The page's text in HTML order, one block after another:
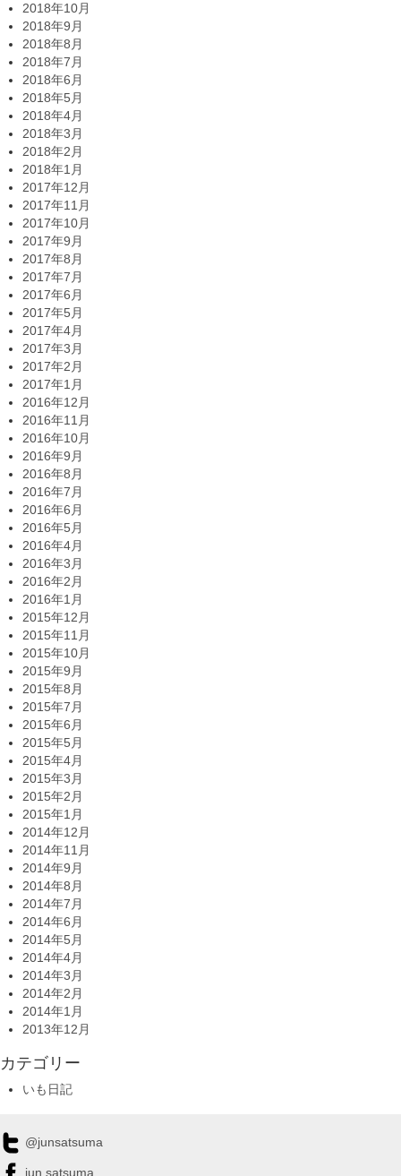
2018年10月
2018年9月
2018年8月
2018年7月
2018年6月
2018年5月
2018年4月
2018年3月
2018年2月
2018年1月
2017年12月
2017年11月
2017年10月
2017年9月
2017年8月
2017年7月
2017年6月
2017年5月
2017年4月
2017年3月
2017年2月
2017年1月
2016年12月
2016年11月
2016年10月
2016年9月
2016年8月
2016年7月
2016年6月
2016年5月
2016年4月
2016年3月
2016年2月
2016年1月
2015年12月
2015年11月
2015年10月
2015年9月
2015年8月
2015年7月
2015年6月
2015年5月
2015年4月
2015年3月
2015年2月
2015年1月
2014年12月
2014年11月
2014年9月
2014年8月
2014年7月
2014年6月
2014年5月
2014年4月
2014年3月
2014年2月
2014年1月
2013年12月
カテゴリー
いも日記
@junsatsuma
jun.satsuma